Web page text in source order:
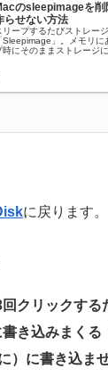
のsleepimageを削
らせない方法
リープするたびストレー
Sleepimage」。メモリに
時にそのままストレージ
えるパラノイアな自分に
よくない。前回の記事、
に戻ります。
クリックす
き込みまくる
）に書き込ま